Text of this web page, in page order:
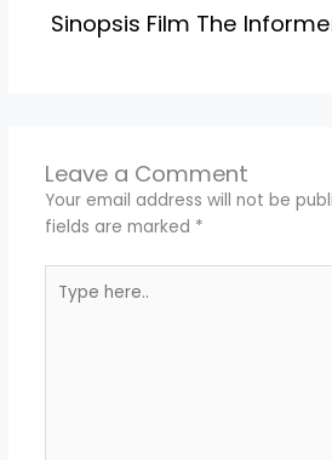
Sinopsis Film The
Leave a Comment
Your email address will not be
fields are marked *
here..